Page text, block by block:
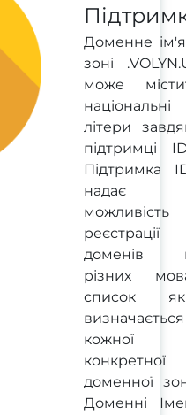
Доменне
зоні
може
національні
літери
підтримці
Підтримка
надає
можливість
реєстрації
доменів
різних
список
визначається
кожної
конкретної
доменної
Доменні